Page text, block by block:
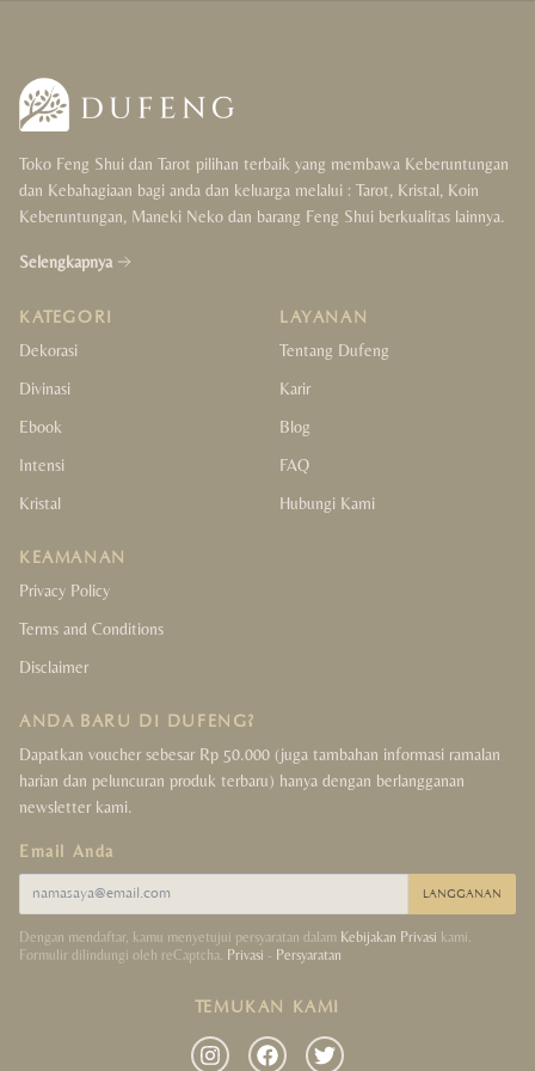
Wealth & Luck
Protection & Support
Health & Cleansing
For Her
Decor Collection
Strings Collection
Lucky Coins Collection
Toko Feng Shui dan Tarot pilihan terbaik yang membawa Keberuntungan
dan Kebahagiaan bagi anda dan keluarga melalui : Tarot, Kristal, Koin
Keberuntungan, Maneki Neko dan barang Feng Shui berkualitas lainnya.
Selengkapnya
KATEGORI
Dekorasi
Divinasi
Ebook
Intensi
Kristal
LAYANAN
Tentang Dufeng
Karir
Blog
FAQ
Hubungi Kami
KEAMANAN
Privacy Policy
Terms and Conditions
Disclaimer
ANDA BARU DI DUFENG?
Dapatkan voucher sebesar Rp 50.000 (juga tambahan informasi ramalan
harian dan peluncuran produk terbaru) hanya dengan berlangganan
newsletter kami.
Email Anda
LANGGANAN
Dengan mendaftar, kamu menyetujui persyaratan dalam Kebijakan Privasi kami.
Formulir dilindungi oleh reCaptcha. Privasi - Persyaratan
TEMUKAN KAMI